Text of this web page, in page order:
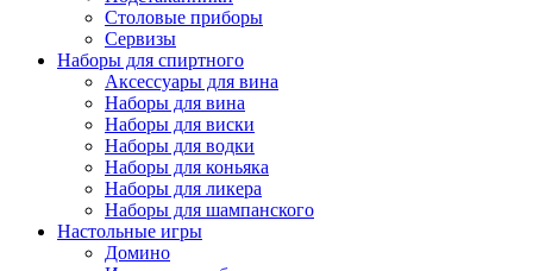
Столовые приборы
Cервизы
Наборы для спиртного
Аксессуары для вина
Наборы для вина
Наборы для виски
Наборы для водки
Наборы для коньяка
Наборы для ликера
Наборы для шампанского
Настольные игры
Домино